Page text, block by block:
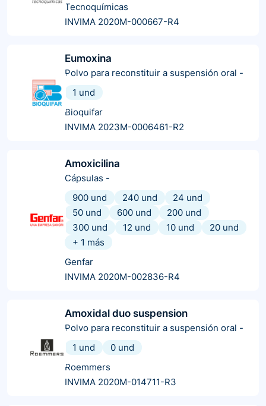
Tecnoquímicas
INVIMA 2020M-000667-R4
Eumoxina
Polvo para reconstituir a suspensión oral -
1 und
Bioquifar
INVIMA 2023M-0006461-R2
Amoxicilina
Cápsulas -
900 und
240 und
24 und
50 und
600 und
200 und
300 und
12 und 10 und
20 und
+ 1 más
Genfar
INVIMA 2020M-002836-R4
Amoxidal duo suspension
Polvo para reconstituir a suspensión oral -
1 und
0 und
Roemmers
INVIMA 2020M-014711-R3